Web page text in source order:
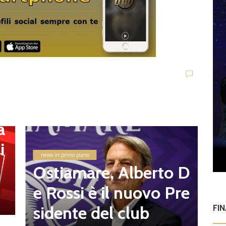
news in primo piano
Ostiamare, Alberto D
e Rossi è il nuovo Pre
sidente del club